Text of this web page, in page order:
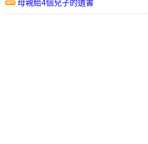
母親給4個兒子的遺書